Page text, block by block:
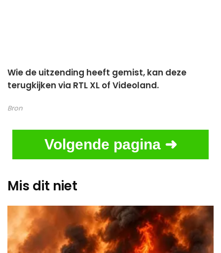
Wie de uitzending heeft gemist, kan deze
terugkijken via RTL XL of Videoland.
Bron
Volgende pagina ➜
Mis dit niet